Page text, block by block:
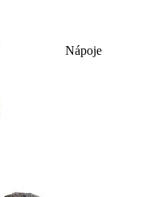
Nápoje